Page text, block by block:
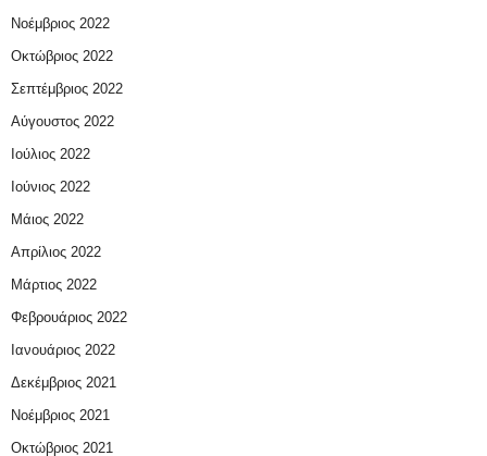
Νοέμβριος 2022
Οκτώβριος 2022
Σεπτέμβριος 2022
Αύγουστος 2022
Ιούλιος 2022
Ιούνιος 2022
Μάιος 2022
Απρίλιος 2022
Μάρτιος 2022
Φεβρουάριος 2022
Ιανουάριος 2022
Δεκέμβριος 2021
Νοέμβριος 2021
Οκτώβριος 2021